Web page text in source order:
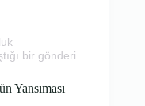
bir gönderi
Yansıması